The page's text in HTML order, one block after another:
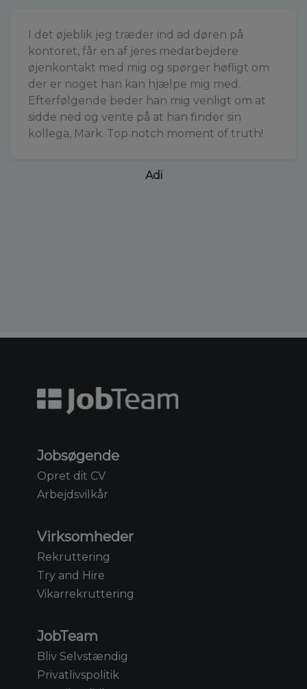
I det øjeblik jeg træder ind ad døren på
kontoret, får en af jeres medarbejdere
øjenkontakt med mig og spørger høfligt om
der er noget han kan hjælpe mig med.
Efterfølgende beder han mig venligt om at
sidde ned og vente på at han finder sin
kollega, Mark. Top notch moment of truth!
Adi
Jobsøgende
Opret dit CV
Arbejdsvilkår
Virksomheder
Rekruttering
Try and Hire
Vikarrekruttering
JobTeam
Bliv Selvstændig
Privatlivspolitik